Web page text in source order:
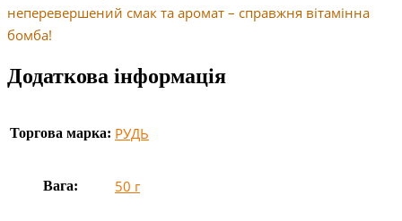
неперевершений смак та аромат – справжня вітамінна
бомба!
Додаткова інформація
Торгова марка: РУДЬ
Вага: 50 г